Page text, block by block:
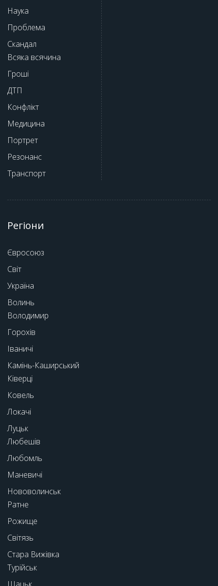
Наука
Проблема
Скандал
Всяка всячина
Гроші
ДТП
Конфлікт
Медицина
Портрет
Резонанс
Транспорт
Регіони
Євросоюз
Світ
Україна
Волинь
Володимир
Горохів
Іваничі
Камінь-Каширський
Ківерці
Ковель
Локачі
Луцьк
Любешів
Любомль
Маневичі
Нововолинськ
Ратне
Рожище
Світязь
Стара Вижівка
Турійськ